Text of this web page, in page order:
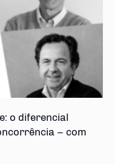
o diferencial
– com